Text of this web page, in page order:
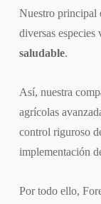
Nuestro principal
diversas especies
saludable.
Así, nuestra
agrícolas
control riguroso
implementación
Por todo ello,